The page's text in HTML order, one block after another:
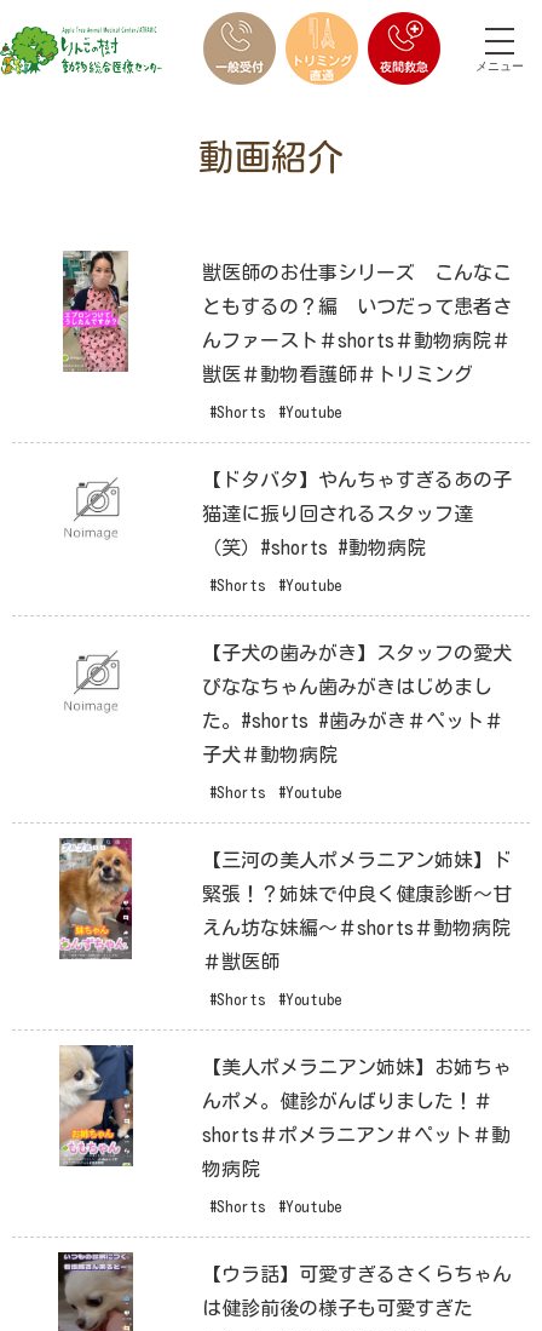
メニュー
動画紹介
獣医師のお仕事シリーズ こんなこ
ともするの？編 いつだって患者さ
んファースト＃shorts＃動物病院＃
獣医＃動物看護師＃トリミング
#Shorts #Youtube
【ドタバタ】やんちゃすぎるあの子
猫達に振り回されるスタッフ達
（笑）#shorts #動物病院
#Shorts #Youtube
【子犬の歯みがき】スタッフの愛犬
ぴななちゃん歯みがきはじめまし
た。#shorts #歯みがき＃ペット＃
子犬＃動物病院
#Shorts #Youtube
【三河の美人ポメラニアン姉妹】ド
緊張！？姉妹で仲良く健康診断〜甘
えん坊な妹編〜＃shorts＃動物病院
＃獣医師
#Shorts #Youtube
【美人ポメラニアン姉妹】お姉ちゃ
んポメ。健診がんばりました！＃
shorts＃ポメラニアン＃ペット＃動
物病院
#Shorts #Youtube
【ウラ話】可愛すぎるさくらちゃん
は健診前後の様子も可愛すぎた